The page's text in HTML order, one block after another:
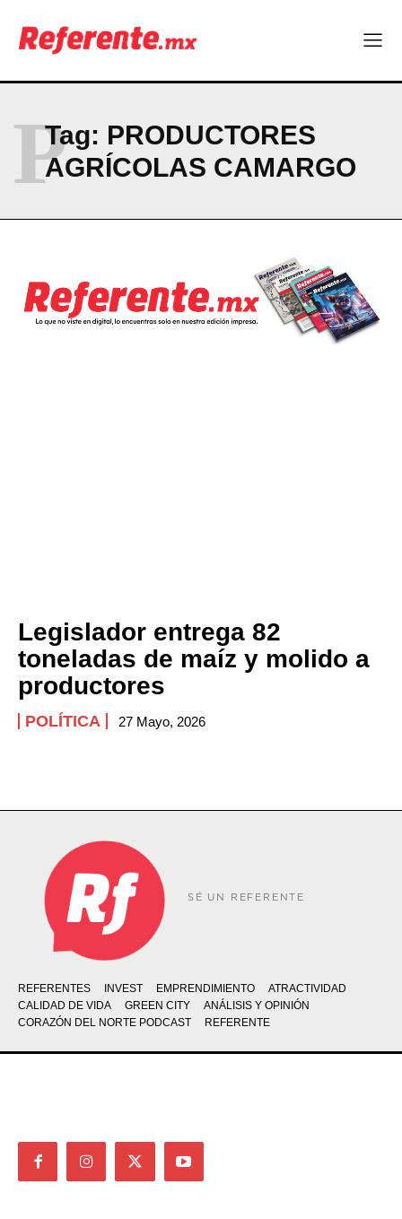
Más escuelas renovadas: fortalecen espacios para el regreso
a clases
Company
ABOUT
PRIVACY POLICY
NEWSLETTER
Tag: PRODUCTORES
AGRÍCOLAS CAMARGO
P
Legislador entrega 82
toneladas de maíz y molido a
productores
POLÍTICA 27 Mayo, 2026
SÉ UN REFERENTE
REFERENTES INVEST EMPRENDIMIENTO
ATRACTIVIDAD
CALIDAD DE VIDA
GREEN CITY
ANÁLISIS Y OPINIÓN
CORAZÓN DEL NORTE PODCAST
REFERENTE